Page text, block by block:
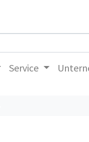
Service